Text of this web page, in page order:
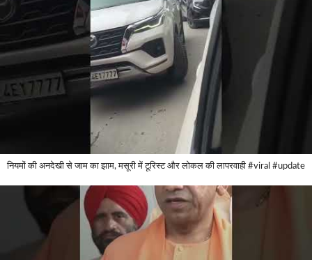
नियमों की अनदेखी से जाम का झाम, मसूरी में टूरिस्ट और लोकल की लापरवाही #viral #update